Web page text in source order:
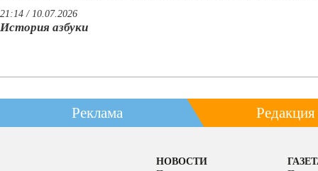
21:14 / 10.07.2026
История азбуки
Реклама Редакция
НОВОСТИ